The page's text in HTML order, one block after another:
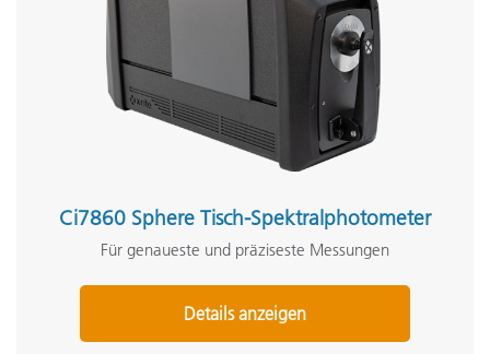
Ci7860 Sphere Tisch-Spektralphotometer
Für genaueste und präziseste Messungen
Details anzeigen